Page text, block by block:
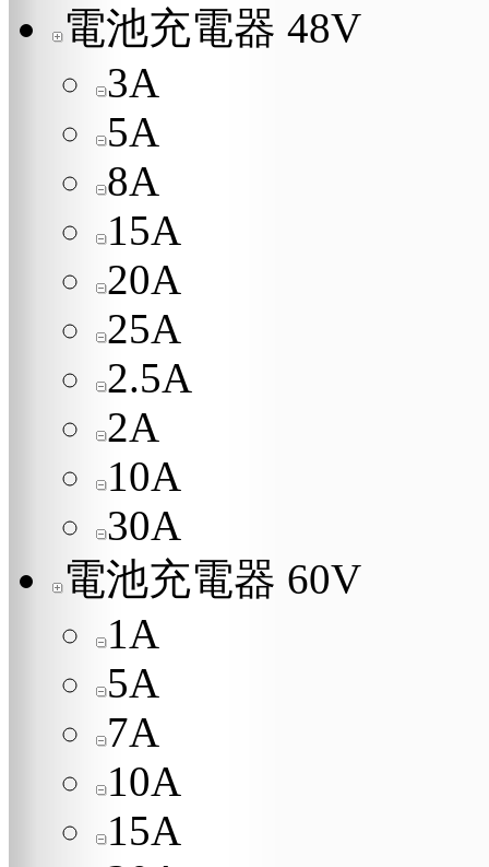
電池充電器 48V
3A
5A
8A
15A
20A
25A
2.5A
2A
10A
30A
電池充電器 60V
1A
5A
7A
10A
15A